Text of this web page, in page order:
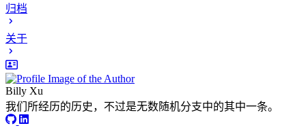
归档
关于
Billy Xu
我们所经历的历史，不过是无数随机分支中的其中一条。